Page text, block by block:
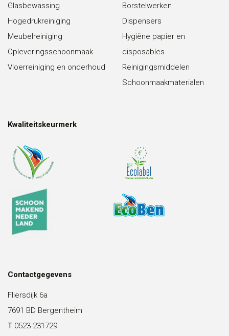
Glasbewassing
Hogedrukreiniging
Meubelreiniging
Opleveringsschoonmaak
Vloerreiniging en onderhoud
Borstelwerken
Dispensers
Hygiëne papier en
disposables
Reinigingsmiddelen
Schoonmaakmaterialen
Kwaliteitskeurmerk
Contactgegevens
Fliersdijk 6a
7691 BD Bergentheim
T 0523-231729